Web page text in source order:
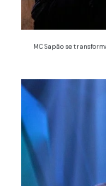
MC Sapão se